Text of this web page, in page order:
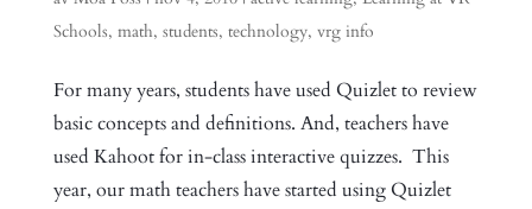
Schools, math, students, technology, vrg info
For many years, students have used Quizlet to review
basic concepts and definitions. And, teachers have
used Kahoot for in-class interactive quizzes. This
year, our math teachers have started using Quizlet